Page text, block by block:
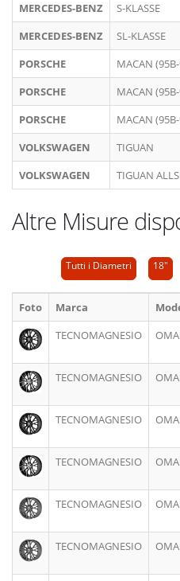
MERCEDES-BENZ
S-KLASSE
MERCEDES-BENZ
SL-KLASSE
PORSCHE
MACAN
PORSCHE
MACAN (95B-
PORSCHE
MACAN
VOLKSWAGEN
TIGUAN
VOLKSWAGEN
TIGUAN
Altre Misure
Tutti i Diametri 18"
Foto Marca
TECNOMAGNESIO
TECNOMAGNESIO
TECNOMAGNESIO
TECNOMAGNESIO
TECNOMAGNESIO
TECNOMAGNESIO